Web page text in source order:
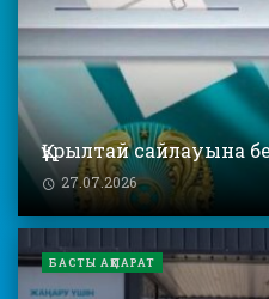
Құрылтай сайлауына
27.07.2026
БАСТЫ АҚПАРАТ